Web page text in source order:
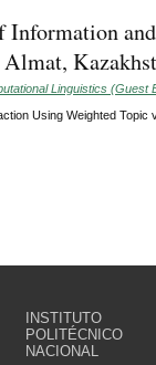
Information and
Linguistics (Guest
Using Weighted Topic
INSTITUTO
POLITÉCNICO
NACIONAL